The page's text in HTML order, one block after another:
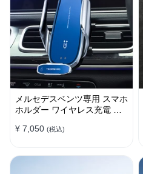
メルセデスベンツ専用 スマホ
ホルダー ワイヤレス充電 吹
¥ 7,050 (税込)